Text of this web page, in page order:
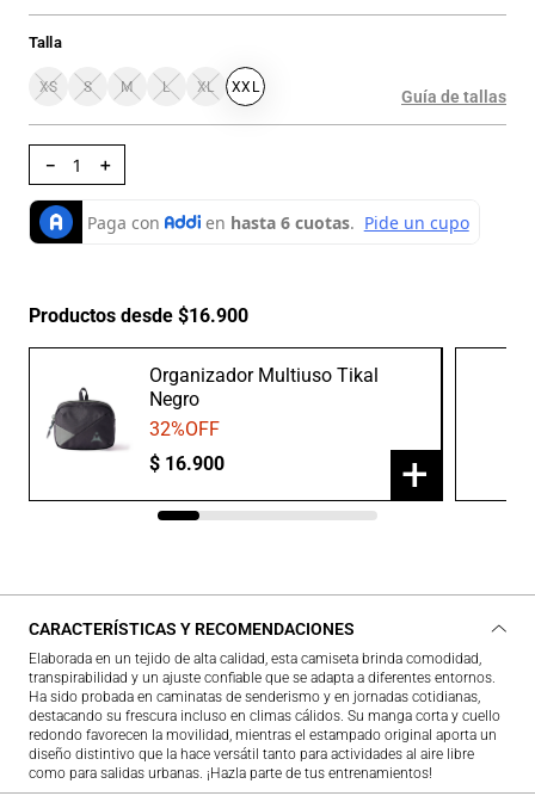
Talla
XS S M L XL XXL
Guía de tallas
＋
－
Productos desde $16.900
Organizador Multiuso Tikal
Negro
32%OFF
$ 16.900 +
CARACTERÍSTICAS Y RECOMENDACIONES
Elaborada en un tejido de alta calidad, esta camiseta brinda comodidad,
transpirabilidad y un ajuste confiable que se adapta a diferentes entornos.
Ha sido probada en caminatas de senderismo y en jornadas cotidianas,
destacando su frescura incluso en climas cálidos. Su manga corta y cuello
redondo favorecen la movilidad, mientras el estampado original aporta un
diseño distintivo que la hace versátil tanto para actividades al aire libre
como para salidas urbanas. ¡Hazla parte de tus entrenamientos!